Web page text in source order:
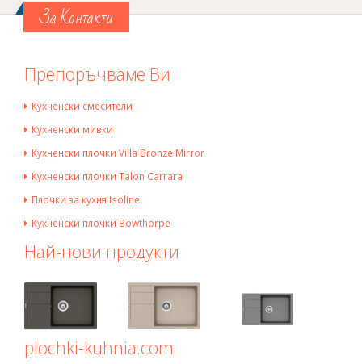
За Контакти
Препоръчваме Ви
Кухненски смесители
Кухненски мивки
Кухненски плочки Villa Bronze Mirror
Кухненски плочки Talon Carrara
Плочки за кухня Isoline
Кухненски плочки Bowthorpe
Най-нови продукти
plochki-kuhnia.com